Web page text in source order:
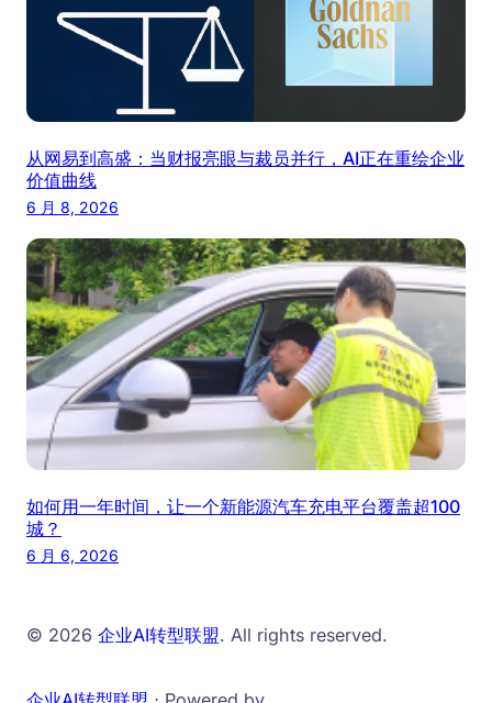
从网易到高盛：当财报亮眼与裁员并行，AI正在重绘企业
价值曲线
6 月 8, 2026
如何用一年时间，让一个新能源汽车充电平台覆盖超100
城？
6 月 6, 2026
© 2026 企业AI转型联盟. All rights reserved.